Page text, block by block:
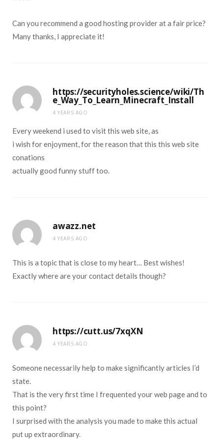
Can you recommend a good hosting provider at a fair price?
Many thanks, I appreciate it!
https://securityholes.science/wiki/Th
e_Way_To_Learn_Minecraft_Install
4 YEARS AGO
Every weekend i used to visit this web site, as
i wish for enjoyment, for the reason that this this web site
conations
actually good funny stuff too.
awazz.net
4 YEARS AGO
This is a topic that is close to my heart… Best wishes!
Exactly where are your contact details though?
https://cutt.us/7xqXN
4 YEARS AGO
Someone necessarily help to make significantly articles I’d
state.
That is the very first time I frequented your web page and to
this point?
I surprised with the analysis you made to make this actual
put up extraordinary.